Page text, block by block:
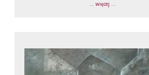
... więcej ...